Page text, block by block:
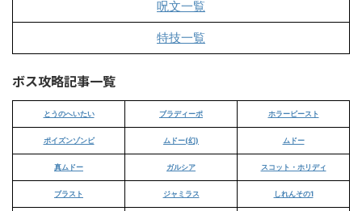
呪文一覧
特技一覧
ボス攻略記事一覧
とうのへいたい ブラディーポ ホラービースト
ポイズンゾンビ ムドー(幻) ムドー
真ムドー ガルシア スコット・ホリディ
ブラスト ジャミラス しれんその1